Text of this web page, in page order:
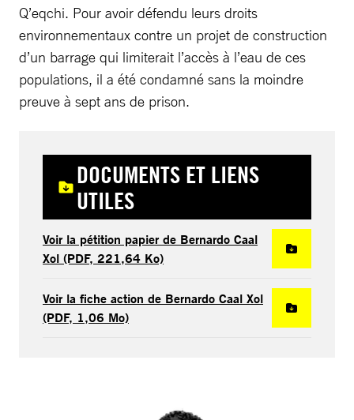
Q’eqchi. Pour avoir défendu leurs droits
environnementaux contre un projet de construction
d’un barrage qui limiterait l’accès à l’eau de ces
populations, il a été condamné sans la moindre
preuve à sept ans de prison.
DOCUMENTS ET LIENS
UTILES
Voir la pétition papier de Bernardo Caal
Xol (PDF, 221,64 Ko)
Voir la fiche action de Bernardo Caal Xol
(PDF, 1,06 Mo)